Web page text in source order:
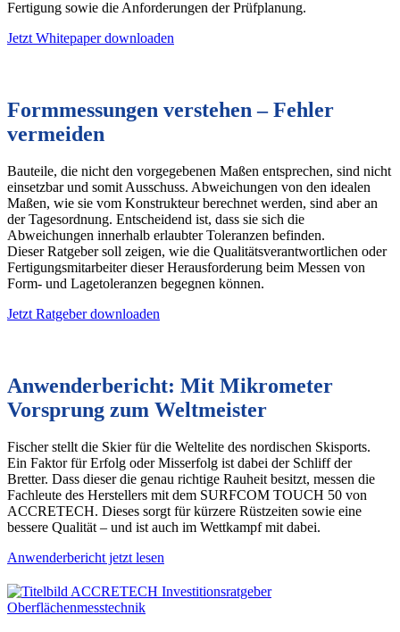
Fertigung sowie die Anforderungen der Prüfplanung.
Jetzt Whitepaper downloaden
Formmessungen verstehen – Fehler
vermeiden
Bauteile, die nicht den vorgegebenen Maßen entsprechen, sind nicht
einsetzbar und somit Ausschuss. Abweichungen von den idealen
Maßen, wie sie vom Konstrukteur berechnet werden, sind aber an
der Tagesordnung. Entscheidend ist, dass sie sich die
Abweichungen innerhalb erlaubter Toleranzen befinden.
Dieser Ratgeber soll zeigen, wie die Qualitätsverantwortlichen oder
Fertigungsmitarbeiter dieser Herausforderung beim Messen von
Form- und Lagetoleranzen begegnen können.
Jetzt Ratgeber downloaden
Anwenderbericht: Mit Mikrometer
Vorsprung zum Weltmeister
Fischer stellt die Skier für die Weltelite des nordischen Skisports.
Ein Faktor für Erfolg oder Misserfolg ist dabei der Schliff der
Bretter. Dass dieser die genau richtige Rauheit besitzt, messen die
Fachleute des Herstellers mit dem SURFCOM TOUCH 50 von
ACCRETECH. Dieses sorgt für kürzere Rüstzeiten sowie eine
bessere Qualität – und ist auch im Wettkampf mit dabei.
Anwenderbericht jetzt lesen